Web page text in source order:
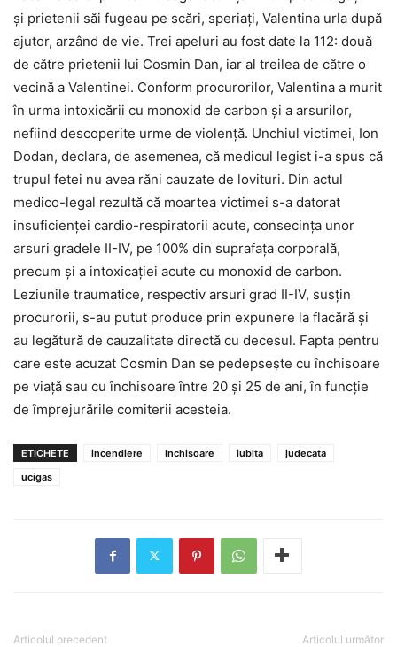
şi prietenii săi fugeau pe scări, speriaţi, Valentina urla după
ajutor, arzând de vie. Trei apeluri au fost date la 112: două
de către prietenii lui Cosmin Dan, iar al treilea de către o
vecină a Valentinei. Conform procurorilor, Valentina a murit
în urma intoxicării cu monoxid de carbon şi a arsurilor,
nefiind descoperite urme de violenţă. Unchiul victimei, Ion
Dodan, declara, de asemenea, că medicul legist i-a spus că
trupul fetei nu avea răni cauzate de lovituri. Din actul
medico-legal rezultă că moartea victimei s-a datorat
insuficienţei cardio-respiratorii acute, consecinţa unor
arsuri gradele II-IV, pe 100% din suprafaţa corporală,
precum şi a intoxicaţiei acute cu monoxid de carbon.
Leziunile traumatice, respectiv arsuri grad II-IV, susţin
procurorii, s-au putut produce prin expunere la flacără şi
au legătură de cauzalitate directă cu decesul. Fapta pentru
care este acuzat Cosmin Dan se pedepseşte cu închisoare
pe viaţă sau cu închisoare între 20 şi 25 de ani, în funcţie
de împrejurările comiterii acesteia.
ETICHETE incendiere Inchisoare iubita
judecata
ucigas
Articolul precedent Articolul următor